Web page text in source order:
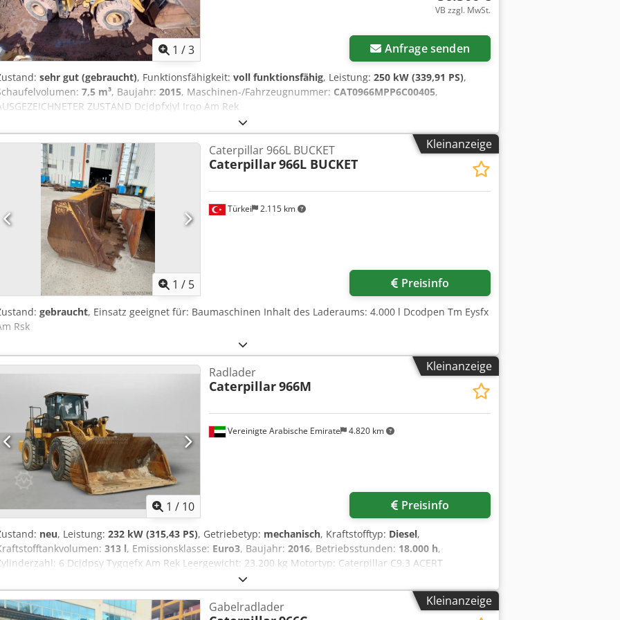
1 /3
VB zzgl. MwSt.
Anfrage senden
sehr gut (gebraucht), Funktionsfähigkeit: voll funktionsfähig, Leistung: 250 kW (339,91 PS),
7,5 m³, Baujahr: 2015, Maschinen-/Fahrzeugnummer: CAT0966MPP6C00405,
ZUSTAND Dcjdpfxjyl Irqo Am Rek
Kleinanzeige
1 / 5
Türkei 2.115 km
Caterpillar 966L BUCKET
Caterpillar966L BUCKET
Preisinfo
gebraucht, Einsatz geeignet für: Baumaschinen Inhalt des Laderaums: 4.000 l Dcodpen Tm Eysfx
Rsk
Kleinanzeige
1 / 10
Vereinigte Arabische Emirate 4.820 km
Radlader
Caterpillar966M
Preisinfo
neu, Leistung: 232 kW (315,43 PS), Getriebetyp: mechanisch, Kraftstofftyp: Diesel,
313 l, Emissionsklasse: Euro3, Baujahr: 2016, Betriebsstunden: 18.000 h,
6 Dcjdpsy Tygqefx Am Rek Leergewicht: 23.200 kg Motortyp: Caterpillar C9.3 ACERT
Kleinanzeige
Gabelradlader